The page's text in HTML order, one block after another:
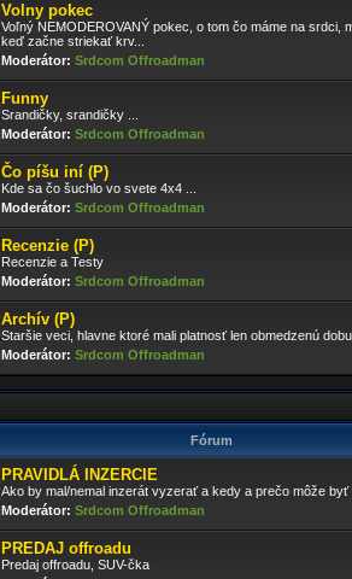
Volny pokec
Voľný NEMODEROVANÝ pokec, o tom čo máme na srdci,
keď začne striekať krv...
Moderátor: Srdcom Offroadman
Funny
Srandičky, srandičky ...
Moderátor: Srdcom Offroadman
Čo píšu iní (P)
Kde sa čo šuchlo vo svete 4x4 ...
Moderátor: Srdcom Offroadman
Recenzie (P)
Recenzie a Testy
Moderátor: Srdcom Offroadman
Archív (P)
Staršie veci, hlavne ktoré mali platnosť len obmedzenú
Moderátor: Srdcom Offroadman
Fórum
PRAVIDLÁ INZERCIE
Ako by mal/nemal inzerát vyzerať a kedy a prečo môže byť
Moderátor: Srdcom Offroadman
PREDAJ offroadu
Predaj offroadu, SUV-čka